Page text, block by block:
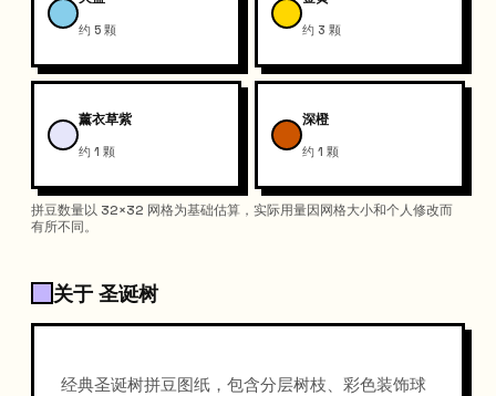
约 5 颗 约 3 颗
薰衣草紫
约 1 颗
深橙
约 1 颗
拼豆数量以 32×32 网格为基础估算，实际用量因网格大小和个人修改而
有所不同。
关于 圣诞树
经典圣诞树拼豆图纸，包含分层树枝、彩色装饰球